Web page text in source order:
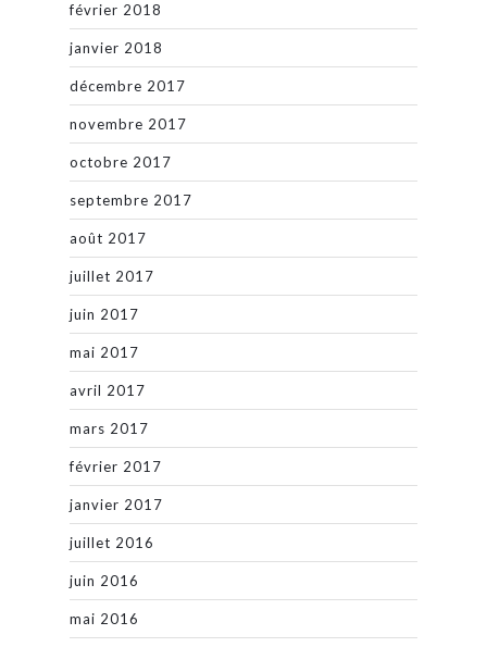
février 2018
janvier 2018
décembre 2017
novembre 2017
octobre 2017
septembre 2017
août 2017
juillet 2017
juin 2017
mai 2017
avril 2017
mars 2017
février 2017
janvier 2017
juillet 2016
juin 2016
mai 2016